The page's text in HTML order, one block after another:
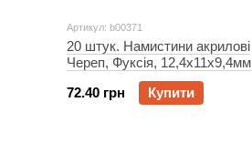
Артикул: b00371
20 штук. Намистини акрилові
Череп, Фуксія, 12,4x11x9,4мм
72.40 грн
Купити